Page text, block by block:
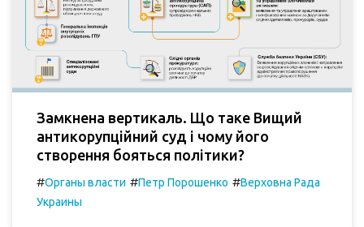
Замкнена вертикаль. Що таке Вищий
антикорупційний суд і чому його
створення бояться політики?
#Органы власти #Петр Порошенко #Верховна Рада
Украины